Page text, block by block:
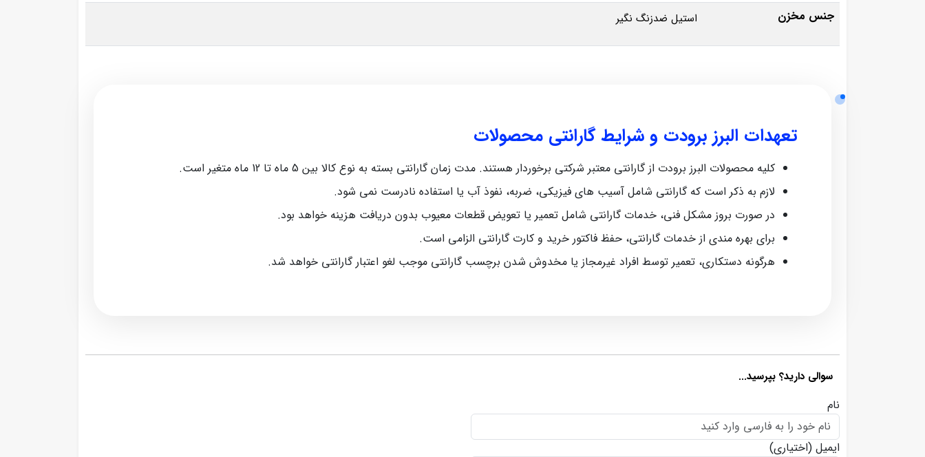
جنس مخزن استیل ضدزنگ نگیر
تعهدات البرز برودت و شرایط گارانتی محصولات
کلیه محصولات البرز برودت از گارانتی معتبر شرکتی برخوردار هستند. مدت زمان گارانتی بسته به نوع کالا بین 5 ماه تا 12 ماه متغیر است.
لازم به ذکر است که گارانتی شامل آسیب‌ های فیزیکی، ضربه، نفوذ آب یا استفاده نادرست نمی‌ شود.
در صورت بروز مشکل فنی، خدمات گارانتی شامل تعمیر یا تعویض قطعات معیوب بدون دریافت هزینه خواهد بود.
برای بهره‌ مندی از خدمات گارانتی، حفظ فاکتور خرید و کارت گارانتی الزامی است.
هرگونه دستکاری، تعمیر توسط افراد غیرمجاز یا مخدوش شدن برچسب گارانتی موجب لغو اعتبار گارانتی خواهد شد.
سوالی دارید؟ بپرسید...
نام
ایمیل (اختیاری)